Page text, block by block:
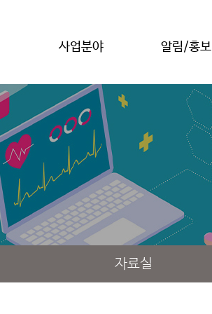
사업분야 알림/홍보
자료실